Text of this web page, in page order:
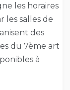
les horaires
les salles de
des
du 7ème art
à